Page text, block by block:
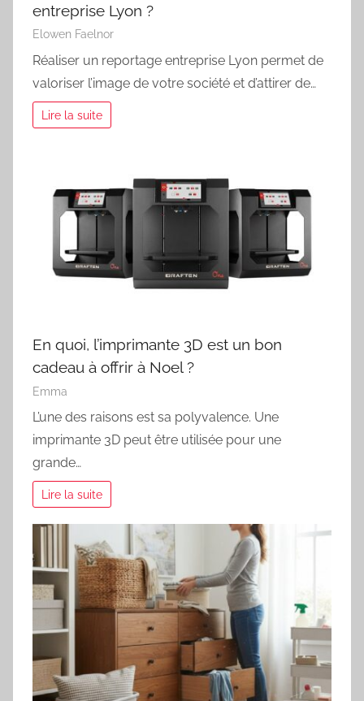
entreprise Lyon ?
Elowen Faelnor
Réaliser un reportage entreprise Lyon permet de
valoriser l’image de votre société et d’attirer de…
Lire la suite
En quoi, l’imprimante 3D est un bon
cadeau à offrir à Noel ?
Emma
L’une des raisons est sa polyvalence. Une
imprimante 3D peut être utilisée pour une
grande…
Lire la suite